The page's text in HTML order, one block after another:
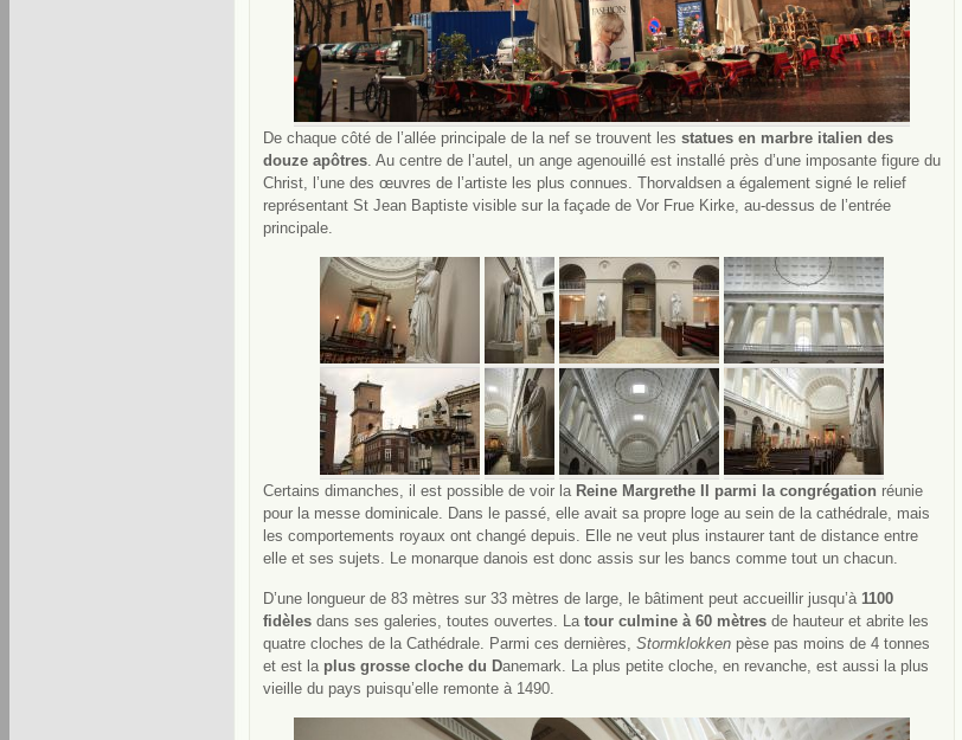
De chaque côté de l’allée principale de la nef se trouvent les statues en marbre italien des
douze apôtres. Au centre de l’autel, un ange agenouillé est installé près d’une imposante figure du
Christ, l’une des œuvres de l’artiste les plus connues. Thorvaldsen a également signé le relief
représentant St Jean Baptiste visible sur la façade de Vor Frue Kirke, au-dessus de l’entrée
principale.
Certains dimanches, il est possible de voir la Reine Margrethe II parmi la congrégation réunie
pour la messe dominicale. Dans le passé, elle avait sa propre loge au sein de la cathédrale, mais
les comportements royaux ont changé depuis. Elle ne veut plus instaurer tant de distance entre
elle et ses sujets. Le monarque danois est donc assis sur les bancs comme tout un chacun.
D’une longueur de 83 mètres sur 33 mètres de large, le bâtiment peut accueillir jusqu’à 1100
fidèles dans ses galeries, toutes ouvertes. La tour culmine à 60 mètres de hauteur et abrite les
quatre cloches de la Cathédrale. Parmi ces dernières, Stormklokken pèse pas moins de 4 tonnes
et est la plus grosse cloche du Danemark. La plus petite cloche, en revanche, est aussi la plus
vieille du pays puisqu’elle remonte à 1490.